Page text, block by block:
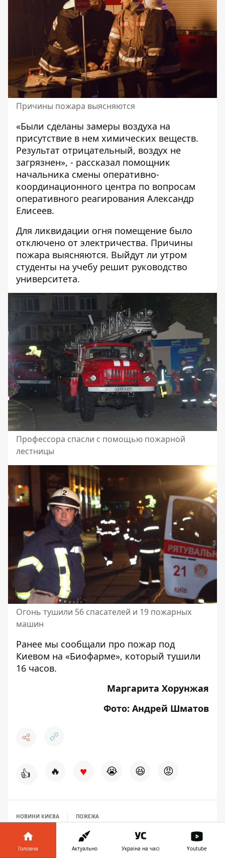
Причины пожара выясняются
«Были сделаны замеры воздуха на
присутствие в нем химических веществ.
Результат отрицательный, воздух не
загрязнен», - рассказал помощник
начальника смены оперативно-
координационного центра по вопросам
оперативного реагирования Александр
Елисеев.
Для ликвидации огня помещение было
отключено от электричества. Причины
пожара выясняются. Выйдут ли утром
студенты на учебу решит руководство
университета.
Профессора спасли с помощью пожарной
лестницы
Огонь тушили 56 спасателей и 19 пожарных
машин
Ранее мы сообщали про пожар под
Киевом на «Биофарме», который тушили
16 часов.
Маргарита Хорунжая
Фото: Андрей Шматов
👍 🔥 ♥ 😭 😆 😡
НОВИНИ КИЄВА ПОЖЕЖА
Головна Актуально Україна на часі Youtube